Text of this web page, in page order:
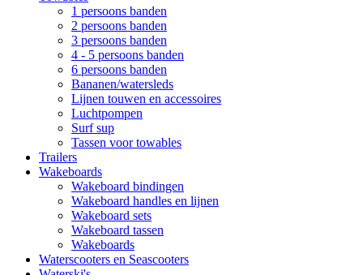
1 persoons banden
2 persoons banden
3 persoons banden
4 - 5 persoons banden
6 persoons banden
Bananen/watersleds
Lijnen touwen en accessoires
Luchtpompen
Surf sup
Tassen voor towables
Trailers
Wakeboards
Wakeboard bindingen
Wakeboard handles en lijnen
Wakeboard sets
Wakeboard tassen
Wakeboards
Waterscooters en Seascooters